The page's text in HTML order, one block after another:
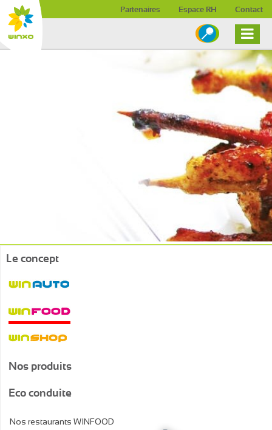
Contact
Espace RH
Partenaires
Skip to content
Le concept
Nos produits
Eco conduite
Nos restaurants WINFOOD